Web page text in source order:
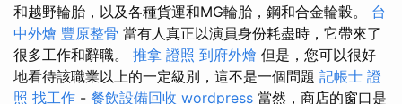
和越野輪胎，以及各種貨運和MG輪胎，鋼和合金輪轂。 台
中外燴 豐原整骨 當有人真正以演員身份耗盡時，它帶來了
很多工作和辭職。 推拿 證照 到府外燴 但是，您可以很好
地看待該職業以上的一定級別，這不是一個問題 記帳士 證
照 找工作 - 餐飲設備回收 wordpress 當然，商店的窗口是